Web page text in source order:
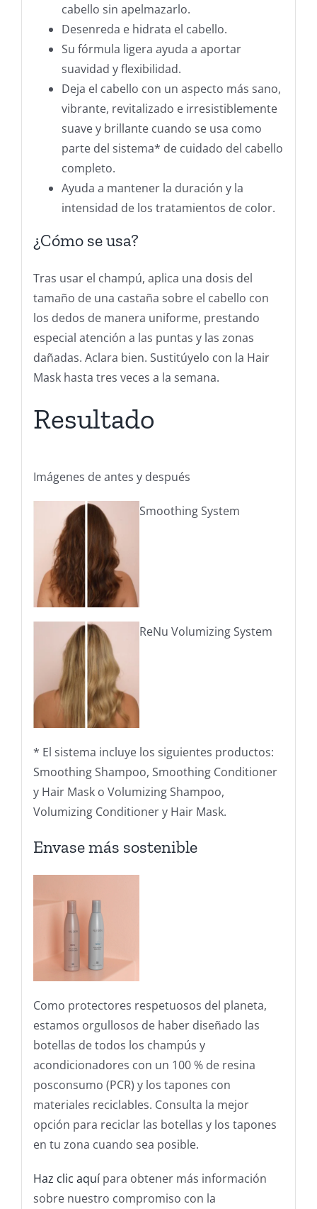
cabello sin apelmazarlo.
Desenreda e hidrata el cabello.
Su fórmula ligera ayuda a aportar
suavidad y flexibilidad.
Deja el cabello con un aspecto más sano,
vibrante, revitalizado e irresistiblemente
suave y brillante cuando se usa como
parte del sistema* de cuidado del cabello
completo.
Ayuda a mantener la duración y la
intensidad de los tratamientos de color.
¿Cómo se usa?
Tras usar el champú, aplica una dosis del
tamaño de una castaña sobre el cabello con
los dedos de manera uniforme, prestando
especial atención a las puntas y las zonas
dañadas. Aclara bien. Sustitúyelo con la Hair
Mask hasta tres veces a la semana.
Resultado
Imágenes de antes y después
Smoothing System
ReNu Volumizing System
* El sistema incluye los siguientes productos:
Smoothing Shampoo, Smoothing Conditioner
y Hair Mask o Volumizing Shampoo,
Volumizing Conditioner y Hair Mask.
Envase más sostenible
Como protectores respetuosos del planeta,
estamos orgullosos de haber diseñado las
botellas de todos los champús y
acondicionadores con un 100 % de resina
posconsumo (PCR) y los tapones con
materiales reciclables. Consulta la mejor
opción para reciclar las botellas y los tapones
en tu zona cuando sea posible.
Haz clic aquípara obtener más información
sobre nuestro compromiso con la